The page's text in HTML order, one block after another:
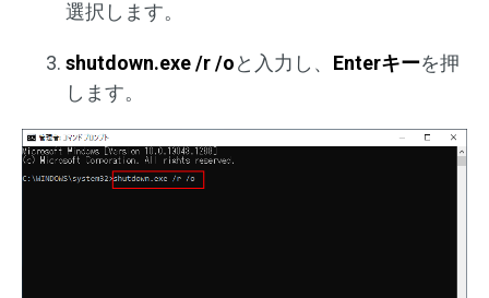
選択します。
shutdown.exe /r /oと入力し、 Enterキーを押
します。